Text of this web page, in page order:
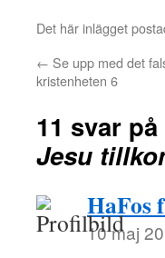
Det här inlägget
← Se upp med det
kristenheten 6
11 svar på
Jesu
HaFos
10 maj